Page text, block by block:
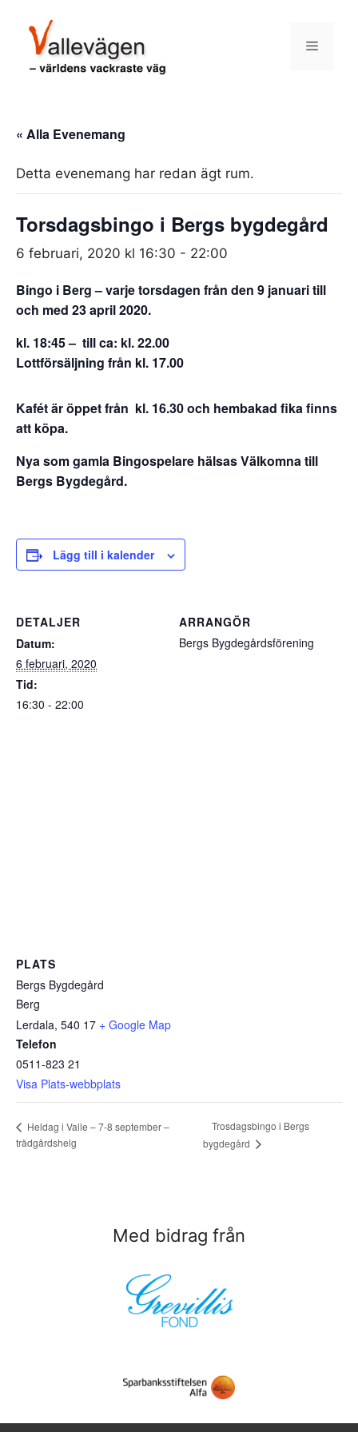
innehåll
Meny
« Alla Evenemang
Detta evenemang har redan ägt rum.
Torsdagsbingo i Bergs bygdegård
6 februari, 2020 kl 16:30 - 22:00
Bingo i Berg – varje torsdagen från den 9 januari till
och med 23 april 2020.
kl. 18:45 – till ca: kl. 22.00
Lottförsäljning från kl. 17.00
Kafét är öppet från kl. 16.30 och hembakad fika finns
att köpa.
Nya som gamla Bingospelare hälsas Välkomna till
Bergs Bygdegård.
Lägg till i kalender
DETALJER
Datum:
6 februari, 2020
Tid:
16:30 - 22:00
ARRANGÖR
Bergs Bygdegårdsförening
PLATS
Bergs Bygdegård
Berg
Lerdala, 540 17 + Google Map
Telefon
0511-823 21
Visa Plats-webbplats
Heldag i Valle – 7-8 september –
trädgårdshelg
Trosdagsbingo i Bergs
bygdegård
Med bidrag från